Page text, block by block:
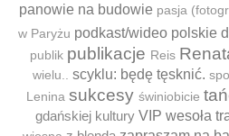
panowie na budowie pasja
w Paryżu podkast/wideo polskie
publik publikacje Reis
wielu..
scyklu: będę tęsknić.
Lenina sukcesy świniobicie
gdańskiej kultury VIP wesoła